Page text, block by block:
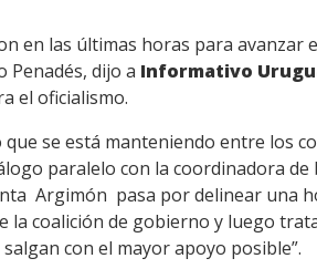
en las últimas horas para avanzar
dijo a Informativo
el oficialismo.
se está manteniendo entre los
paralelo con la coordinadora de
Argimón pasa por delinear una
la coalición de gobierno y luego
con el mayor apoyo posible”.